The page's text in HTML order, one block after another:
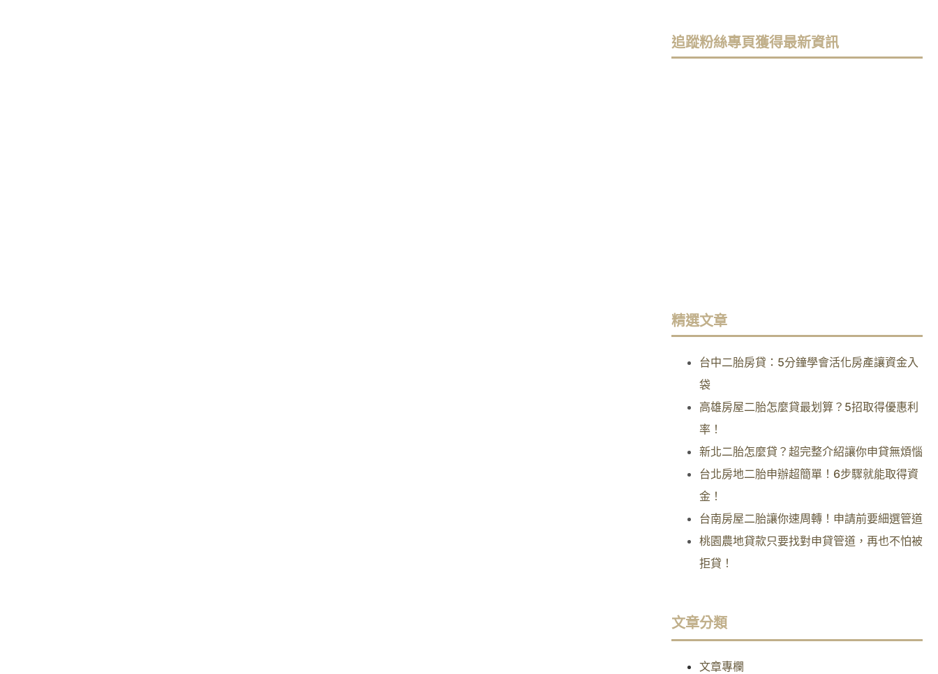
追蹤粉絲專頁獲得最新資訊
精選文章
台中二胎房貸：5分鐘學會活化房產讓資金入
袋
高雄房屋二胎怎麼貸最划算？5招取得優惠利
率！
新北二胎怎麼貸？超完整介紹讓你申貸無煩惱
台北房地二胎申辦超簡單！6步驟就能取得資
金！
台南房屋二胎讓你速周轉！申請前要細選管道
桃園農地貸款只要找對申貸管道，再也不怕被
拒貸！
文章分類
文章專欄